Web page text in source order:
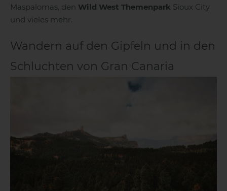
Maspalomas, den Wild West Themenpark Sioux City
und vieles mehr.
Wandern auf den Gipfeln und in den
Schluchten von Gran Canaria